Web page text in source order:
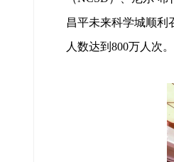
昌平未来科学城顺利
人数达到800万人次。